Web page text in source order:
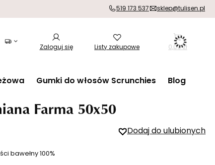
519 173 537 sklep@tulisen.pl
Zaloguj się Listy zakupowe 0,00 zł
Gumki do włosów Scrunchies Blog
Farma 50x50
Dodaj do ulubionych
bawełny 100%